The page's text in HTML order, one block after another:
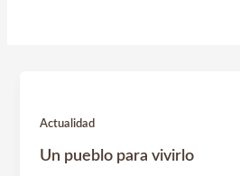
Actualidad
Un pueblo para vivirlo